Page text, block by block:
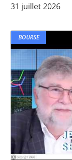
31 juillet 2026
BOURSE